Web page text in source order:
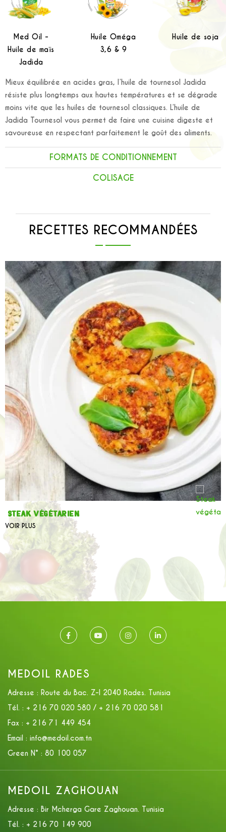
Med Oil -
Huile de maïs
Jadida
Huile Oméga
3,6 & 9
Huile de soja
Mieux équilibrée en acides gras, l’huile de tournesol Jadida
résiste plus longtemps aux hautes températures et se dégrade
moins vite que les huiles de tournesol classiques. L’huile de
Jadida Tournesol vous permet de faire une cuisine digeste et
savoureuse en respectant parfaitement le goût des aliments.
FORMATS DE CONDITIONNEMENT
COLISAGE
RECETTES RECOMMANDÉES
Steak végétarien
VOIR PLUS
MEDOIL RADES
Adresse : Route du Bac. Z-I 2040 Rades. Tunisia
Tél. : + 216 70 020 580 / + 216 70 020 581
Fax : + 216 71 449 454
Email : info@medoil.com.tn
Green N° : 80 100 057
MEDOIL ZAGHOUAN
Adresse : Bir Mcherga Gare Zaghouan. Tunisia
Tél. : + 216 70 149 900